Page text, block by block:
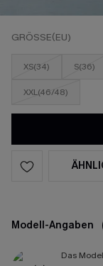
GRÖSSE(EU)
XS(34) S(36)
XXL(46/48)
Modell-Angaben
Das